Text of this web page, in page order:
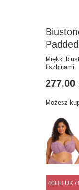
Miękki
fiszbinami.
40HH UK /
277,00
Możesz